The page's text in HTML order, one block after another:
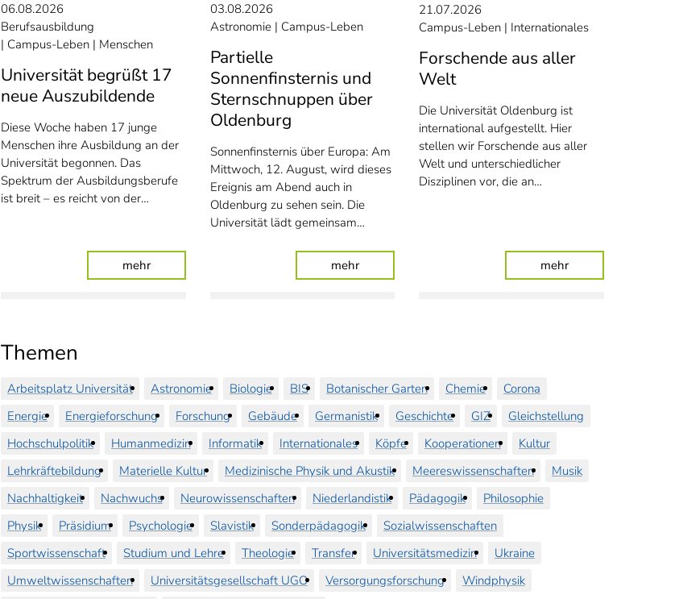
06.08.2026
Berufsausbildung
Campus-Leben
Menschen
Universität begrüßt 17
neue Auszubildende
Diese Woche haben 17 junge
Menschen ihre Ausbildung an der
Universität begonnen. Das
Spektrum der Ausbildungsberufe
ist breit – es reicht von der…
mehr: Universität begrüßt 17 neue Auszubildende
03.08.2026
Astronomie
Campus-Leben
Partielle
Sonnenfinsternis und
Sternschnuppen über
Oldenburg
Sonnenfinsternis über Europa: Am
Mittwoch, 12. August, wird dieses
Ereignis am Abend auch in
Oldenburg zu sehen sein. Die
Universität lädt gemeinsam…
mehr: Partielle Sonnenfinsternis und Sternschnuppen über
21.07.2026
Campus-Leben
Internationales
Forschende aus aller
Welt
Die Universität Oldenburg ist
international aufgestellt. Hier
stellen wir Forschende aus aller
Welt und unterschiedlicher
Disziplinen vor, die an…
mehr: Forschende aus
Themen
Arbeitsplatz Universität Astronomie Biologie BIS Botanischer Garten Chemie
Corona
Energie
Energieforschung Forschung Gebäude Germanistik Geschichte GIZ
Gleichstellung
Hochschulpolitik
Humanmedizin Informatik Internationales Köpfe Kooperationen
Kultur
Lehrkräftebildung
Materielle Kultur Medizinische Physik und Akustik Meereswissenschaften
Musik
Nachhaltigkeit
Nachwuchs Neurowissenschaften Niederlandistik Pädagogik
Philosophie
Physik
Präsidium Psychologie Slavistik Sonderpädagogik
Sozialwissenschaften
Sportwissenschaft
Studium und Lehre Theologie Transfer Universitätsmedizin
Ukraine
Umweltwissenschaften
Universitätsgesellschaft UGO Versorgungsforschung Windphysik